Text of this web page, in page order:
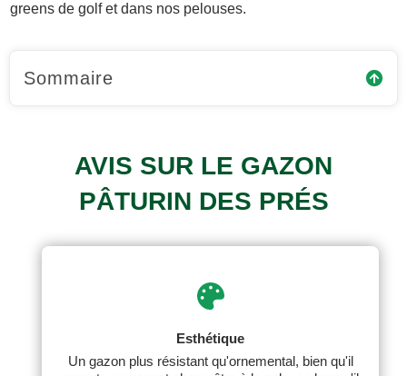
greens de golf et dans nos pelouses.
Sommaire
AVIS SUR LE GAZON
PÂTURIN DES PRÉS
Esthétique
Un gazon plus résistant qu'ornemental, bien qu'il